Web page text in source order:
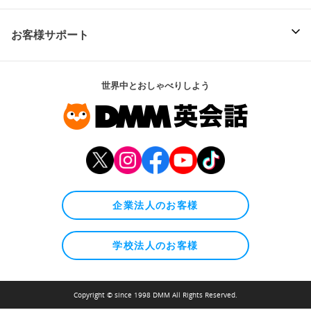
お客様サポート
世界中とおしゃべりしよう
企業法人のお客様
学校法人のお客様
Copyright © since 1998 DMM All Rights Reserved.